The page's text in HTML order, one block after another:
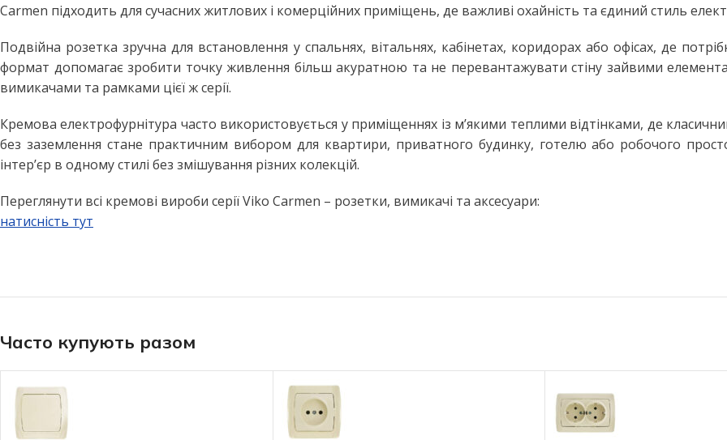
Інфрачервоні лампи
ВУЛИЧНЕ ОСВІТЛЕННЯ
Прожектори світлодіодні
Вуличні ліхтарі
Вулична гірлянда
ОСВІТЛЕННЯ
Підвісні світильники
Меблеві світильники
Споти
LED панелі армстронг
Лінійні світильники
Переносні лампи
КОМПЛЕКТУЮЧІ ДЛЯ
ОСВІТЛЕННЯ
Патрони для ламп
Carmen підходить для сучасних житлових і комерційних приміщень, де важливі охайність та єдиний стиль
Подвійна розетка зручна для встановлення у спальнях, вітальнях, кабінетах, коридорах або офісах, де
формат допомагає зробити точку живлення більш акуратною та не перевантажувати стіну зайвими
вимикачами та рамками цієї ж серії.
Кремова електрофурнітура часто використовується у приміщеннях із м’якими теплими відтінками, де
без заземлення стане практичним вибором для квартири, приватного будинку, готелю або робочого
інтер’єр в одному стилі без змішування різних колекцій.
Переглянути всі кремові вироби серії Viko Carmen – розетки, вимикачі та аксесуари:
натисність тут
Часто купують разом